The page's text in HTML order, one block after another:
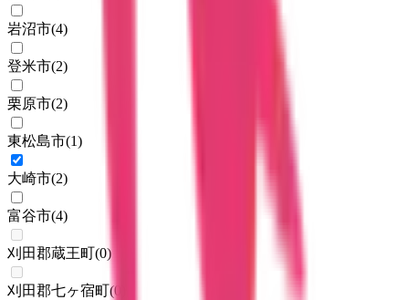
岩沼市(4)
登米市(2)
栗原市(2)
東松島市(1)
大崎市(2)
富谷市(4)
刈田郡蔵王町(0)
刈田郡七ヶ宿町(0